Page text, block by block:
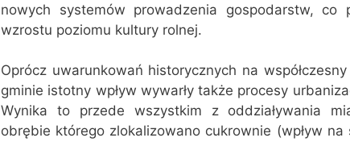
nowych systemów prowadzenia gospodarstw, co
wzrostu poziomu kultury rolnej.
Oprócz uwarunkowań historycznych na
gminie istotny wpływ wywarły także procesy
Wynika to przede wszystkim z oddziaływania
obrębie którego zlokalizowano cukrownie (wpływ